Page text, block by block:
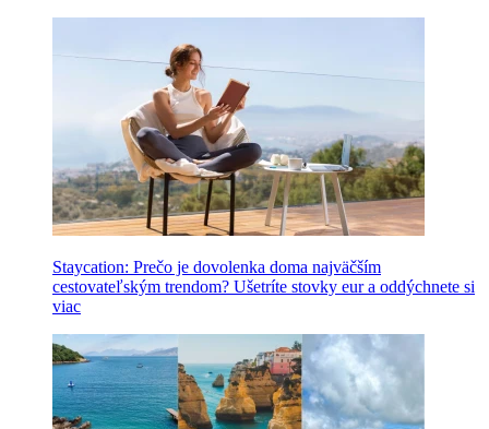
Staycation: Prečo je dovolenka doma najväčším
cestovateľským trendom? Ušetríte stovky eur a oddýchnete si
viac